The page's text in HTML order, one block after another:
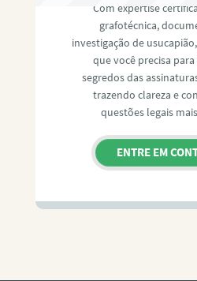
Com expertise
grafotécnica,
investigação de
que você precisa
segredos das
trazendo clareza e
questões legais
ENTRE EM